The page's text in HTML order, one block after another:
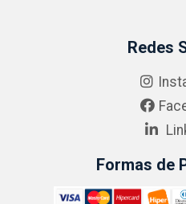
Redes
Formas de